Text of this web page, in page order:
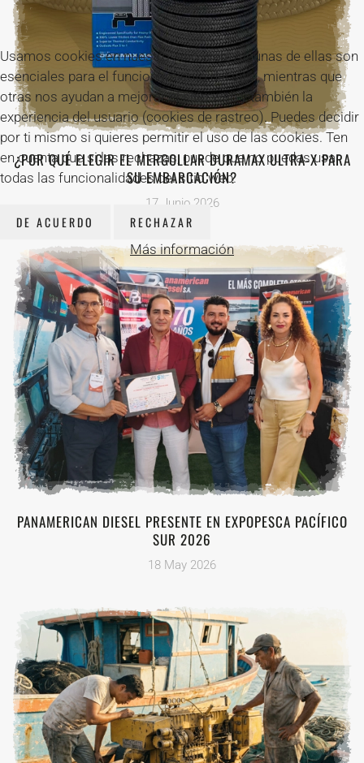
¿POR QUÉ ELEGIR EL MERGOLLAR DURAMAX ULTRA-X PARA
SU EMBARCACIÓN?
17 Junio 2026
PANAMERICAN DIESEL PRESENTE EN EXPOPESCA PACÍFICO
SUR 2026
18 May 2026
Usamos cookies en nuestro sitio web. Algunas de ellas son
esenciales para el funcionamiento del sitio, mientras que
otras nos ayudan a mejorar el sitio web y también la
experiencia del usuario (cookies de rastreo). Puedes decidir
por ti mismo si quieres permitir el uso de las cookies. Ten
en cuenta que si las rechazas, puede que no puedas usar
todas las funcionalidades del sitio web.
DE ACUERDO RECHAZAR
Más información